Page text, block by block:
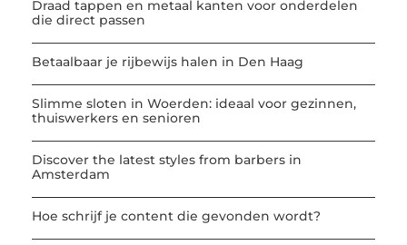
Draad tappen en metaal kanten voor onderdelen
die direct passen
Betaalbaar je rijbewijs halen in Den Haag
Slimme sloten in Woerden: ideaal voor gezinnen,
thuiswerkers en senioren
Discover the latest styles from barbers in
Amsterdam
Hoe schrijf je content die gevonden wordt?